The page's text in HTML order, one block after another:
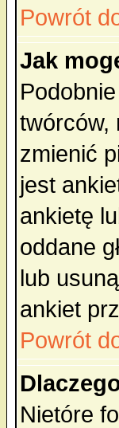
Powrót
Jak
twórców,
zmienić
jest
ankietę
oddane
lub
ankiet
Powrót
Nietóre